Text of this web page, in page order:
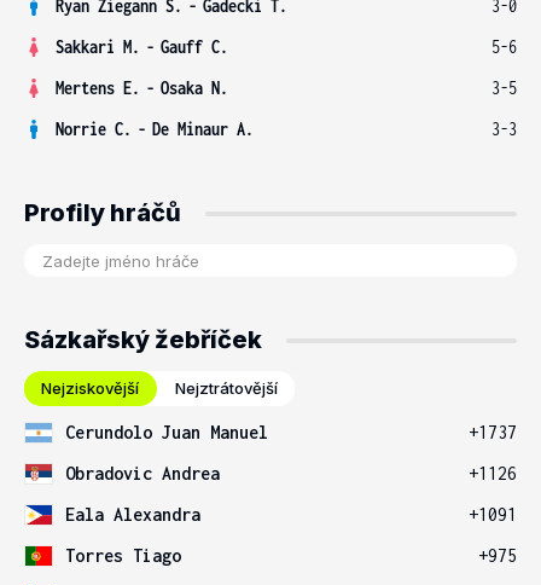
Ryan Ziegann S. - Gadecki T.
3-0
Sakkari M. - Gauff C.
5-6
Mertens E. - Osaka N.
3-5
Norrie C. - De Minaur A. 3-3
Profily hráčů
Sázkařský žebříček
Nejziskovější Nejztrátovější
Cerundolo Juan Manuel
+1737
Obradovic Andrea
+1126
Eala Alexandra
+1091
Torres Tiago
+975